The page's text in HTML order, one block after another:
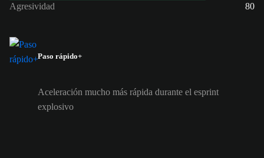
Agresividad
80
Paso rápido+
Aceleración mucho más rápida durante el esprint
explosivo